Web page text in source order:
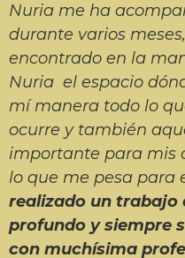
Nuria me ha
durante varios
encontrado en la
Nuria el espacio
mí manera todo lo
ocurre y también
importante para mis
lo que me pesa para
realizado un trabajo
profundo y siempre
con muchísima